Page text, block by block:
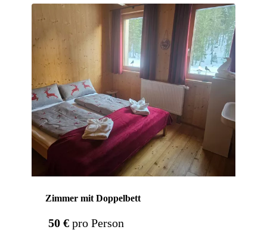
Zimmer mit Doppelbett
50 €pro Person